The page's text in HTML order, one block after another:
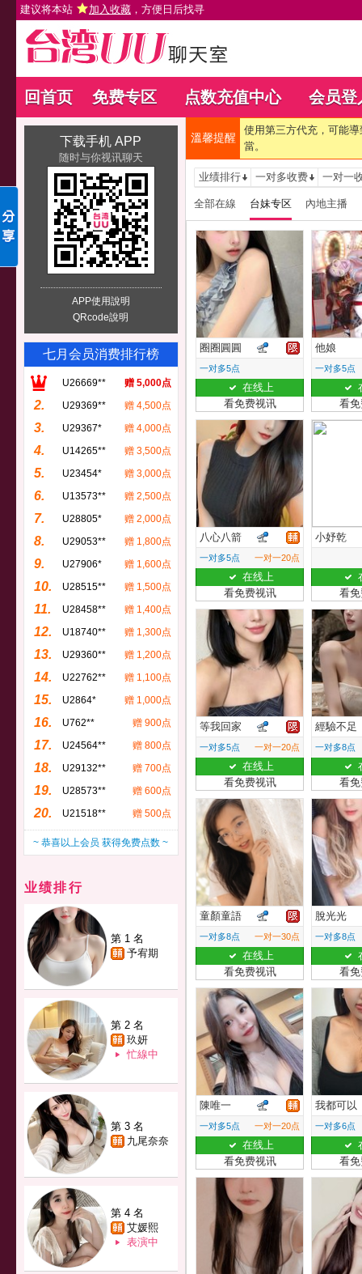
建议将本站 加入收藏 ，方便日后找寻
回首页 免费专区 点数充值中心 会员登
下载手机 APP
随时与你视讯聊天
APP使用說明
QRcode說明
七月会员消费排行榜
U26669** 赠 5,000点
2. U29369** 赠 4,500点
3. U29367* 赠 4,000点
4. U14265** 赠 3,500点
5. U23454* 赠 3,000点
6. U13573** 赠 2,500点
7. U28805* 赠 2,000点
8. U29053** 赠 1,800点
9. U27906* 赠 1,600点
10. U28515** 赠 1,500点
11. U28458** 赠 1,400点
12. U18740** 赠 1,300点
13. U29360** 赠 1,200点
14. U22762** 赠 1,100点
15. U2864* 赠 1,000点
16. U762** 赠 900点
17. U24564** 赠 800点
18. U29132** 赠 700点
19. U28573** 赠 600点
20. U21518** 赠 500点
~ 恭喜以上会员 获得免费点数 ~
业绩排行
第 1 名
予宥期
第 2 名
玖妍
忙線中
第 3 名
九尾奈奈
第 4 名
艾媛熙
表演中
溫馨提醒
使用第三方代充，可能
當。
业绩排行 一对多收费 一对一
全部在線 台妹专区 內地主播
圈圈圓圓
一对多5点
在线上
看免费视讯
他娘
一对多5点
看
八心八箭
一对多5点 一对一20点
在线上
看免费视讯
小妤乾
看
等我回家
一对多5点 一对一20点
在线上
看免费视讯
經驗不足
一对多8点
看
童顏童語
一对多8点 一对一30点
在线上
看免费视讯
脫光光
一对多8点
看
陳唯一
一对多5点 一对一20点
在线上
看免费视讯
我都可以
一对多6点
看